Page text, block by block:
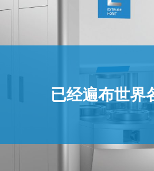
已经遍布世界
预清洗和后清洗的合作伙伴加入了我们，